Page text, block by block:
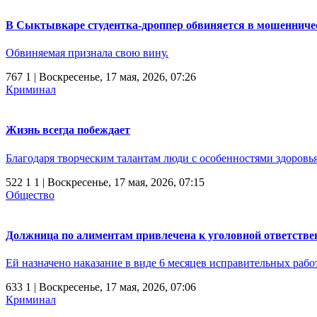
В Сыктывкаре студентка-дроппер обвиняется в
Обвиняемая признала свою вину.
767 1 | Воскресенье, 17 мая, 2026, 07:26
Криминал
Жизнь всегда побеждает
Благодаря творческим талантам люди с особенностями
522 1 1 | Воскресенье, 17 мая, 2026, 07:15
Общество
Должница по алиментам привлечена к уголовной
Ей назначено наказание в виде 6 месяцев исправительных
633 1 | Воскресенье, 17 мая, 2026, 07:06
Криминал